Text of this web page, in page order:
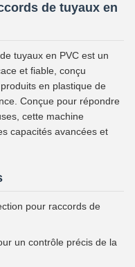
de tuyaux en
tuyaux en PVC est un
et fiable, conçu
en plastique de
Conçue pour répondre
cette machine
capacités avancées et
pour raccords de
un contrôle précis de la